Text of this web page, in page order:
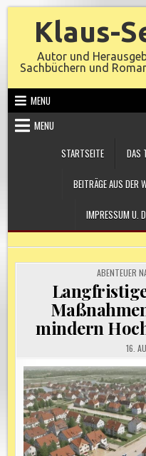
Klaus-
Autor und
Sachbüchern und
MENU
MENU
STARTSEITE
DAS
BEITRÄGE AUS DER
IMPRESSUM U.
POSTED
IN
ABENTEUER
mindern
16.